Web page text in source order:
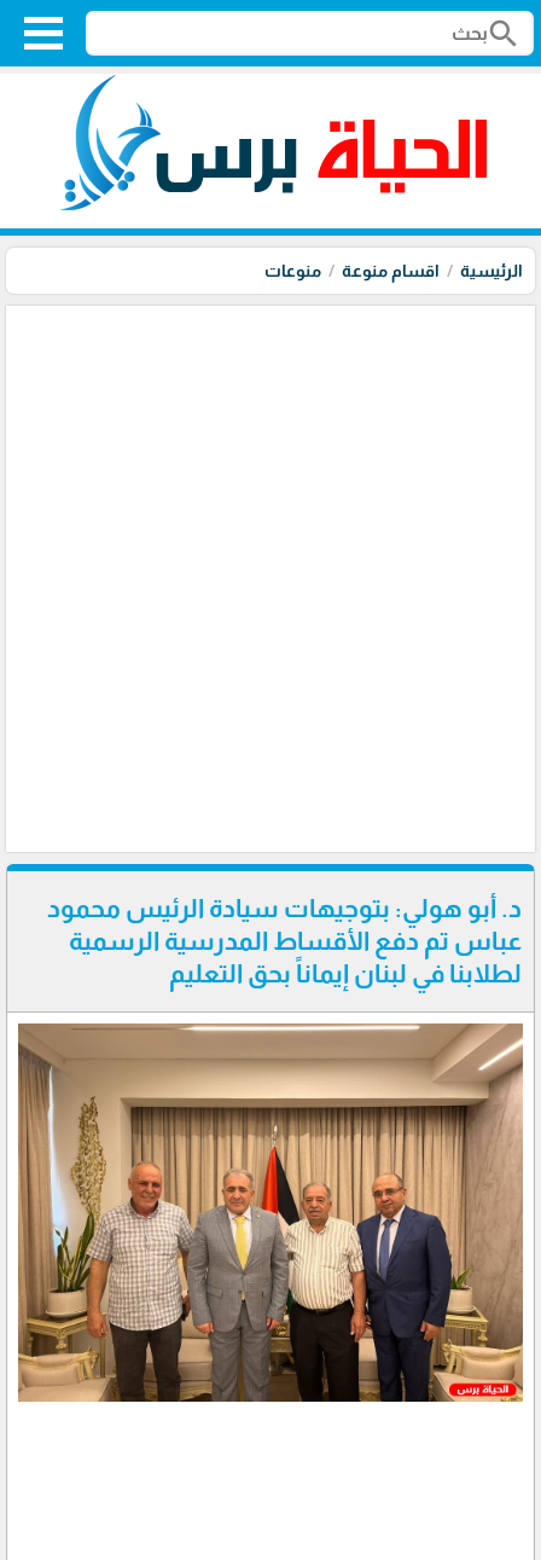
search
الرئيسية اقسام منوعة منوعات
د. أبو هولي: بتوجيهات سيادة الرئيس محمود
عباس تم دفع الأقساط المدرسية الرسمية
لطلابنا في لبنان إيماناً بحق التعليم